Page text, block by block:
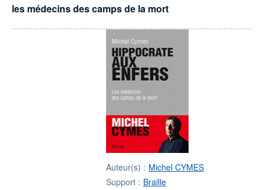
les médecins des camps de la mort
Auteur(s) : Michel CYMES
Support : Braille